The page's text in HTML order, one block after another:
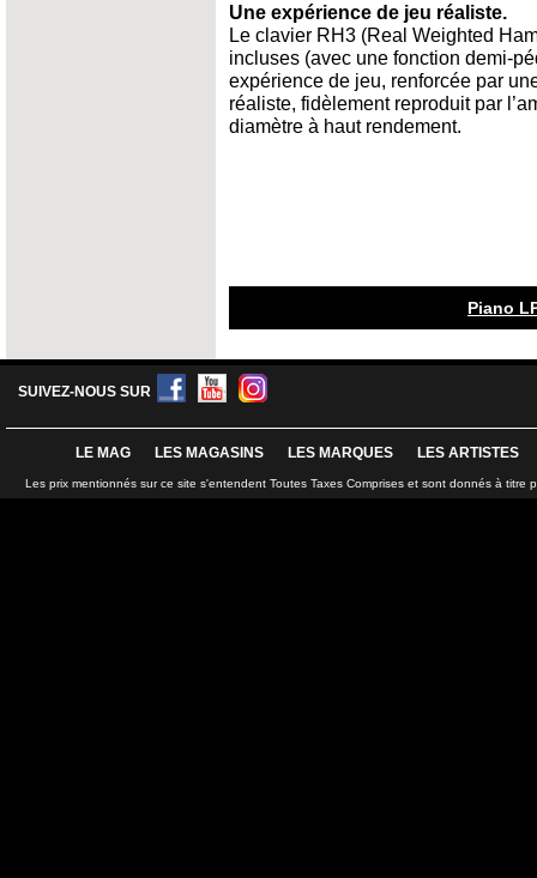
Une expérience de jeu réaliste.
Le clavier RH3 (Real Weighted
incluses (avec une fonction demi-
expérience de jeu, renforcée par
réaliste, fidèlement reproduit par
diamètre à haut rendement.
Piano
SUIVEZ-NOUS SUR
LE MAG LES MAGASINS LES MARQUES LES ARTISTES
Les prix mentionnés sur ce site s'entendent Toutes Taxes Comprises et sont donnés à